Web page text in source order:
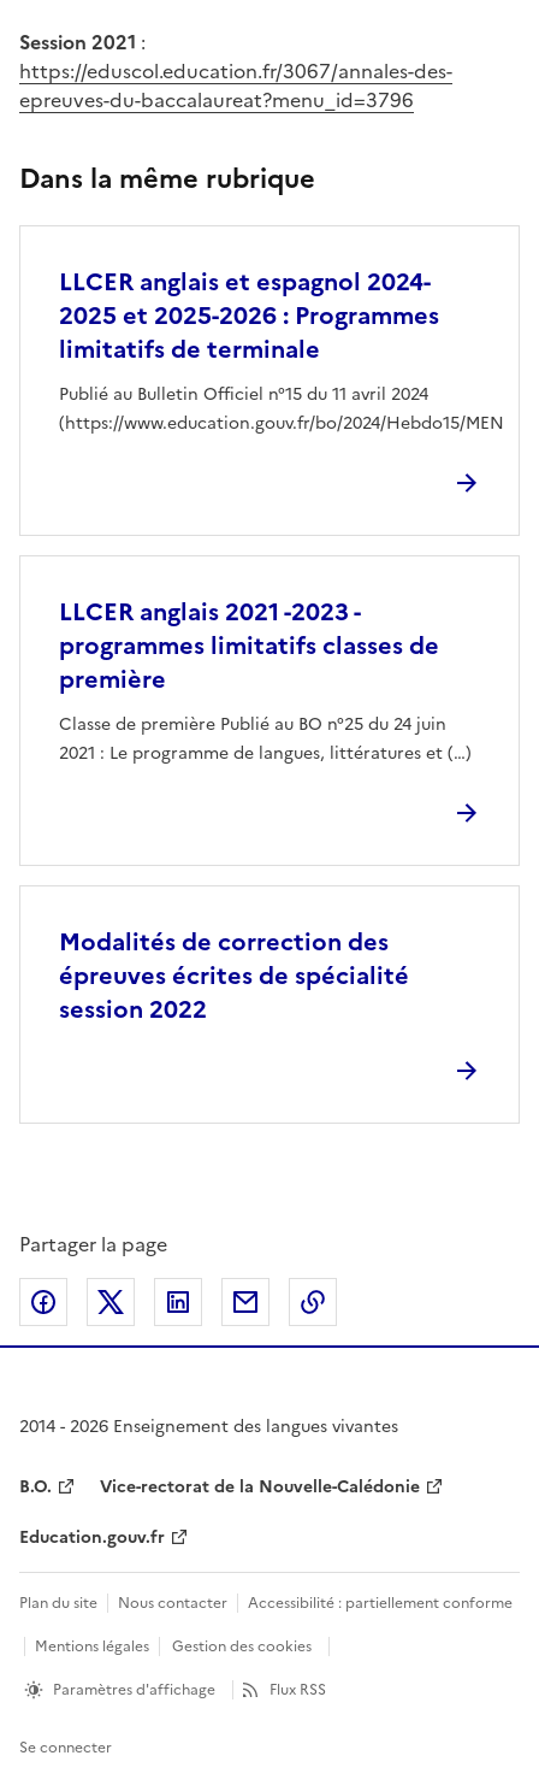
Session 2021 :
https://eduscol.education.fr/3067/annales-des-
epreuves-du-baccalaureat?menu_id=3796
Dans la même rubrique
LLCER anglais et espagnol 2024-
2025 et 2025-2026 : Programmes
limitatifs de terminale
Publié au Bulletin Officiel n°15 du 11 avril 2024
(https://www.education.gouv.fr/bo/2024/Hebdo15/MEN
LLCER anglais 2021 -2023 -
programmes limitatifs classes de
première
Classe de première Publié au BO n°25 du 24 juin
2021 : Le programme de langues, littératures et (…)
Modalités de correction des
épreuves écrites de spécialité
session 2022
Partager la page
Partager sur Facebook
Partager sur Twitter
Partager sur LinkedIn
Partager par email
2014 - 2026 Enseignement des langues vivantes
B.O.
Vice-rectorat de la Nouvelle-Calédonie
Education.gouv.fr
Plan du site Nous contacter
Accessibilité : partiellement conforme
Mentions légales
Gestion des cookies
Paramètres d'affichage
Flux RSS
Se connecter